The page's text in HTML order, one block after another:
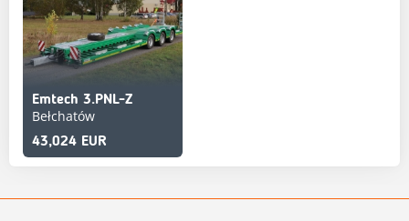
Emtech 3.PNL-Z
Bełchatów
43,024 EUR